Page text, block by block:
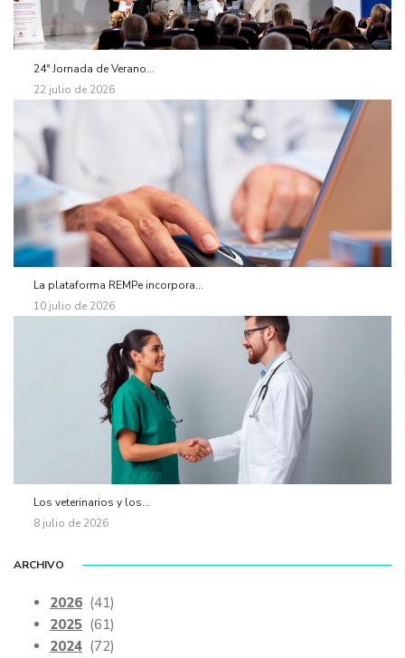
24ª Jornada de Verano...
22 julio de 2026
La plataforma REMPe incorpora...
10 julio de 2026
Los veterinarios y los...
8 julio de 2026
ARCHIVO
2026 (41)
2025 (61)
2024 (72)